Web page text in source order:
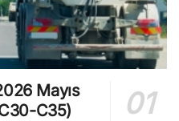
Mayıs
C35)